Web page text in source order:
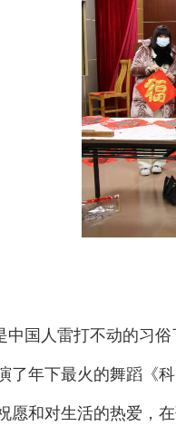
国人雷打不动的习
了年下最火的舞蹈
愿和对生活的热爱，